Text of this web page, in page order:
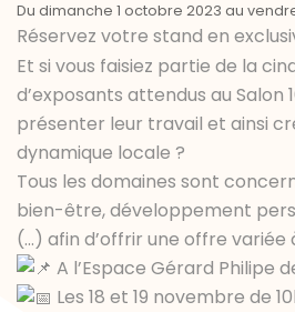
Du dimanche 1 octobre 2023 au
Réservez votre stand en
Et si vous faisiez partie de la
d’exposants attendus au Salon
présenter leur travail et ainsi
dynamique locale ?
Tous les domaines sont
bien-être, développement
(...) afin d’offrir une offre variée
A l’Espace Gérard Philipe
Les 18 et 19 novembre de